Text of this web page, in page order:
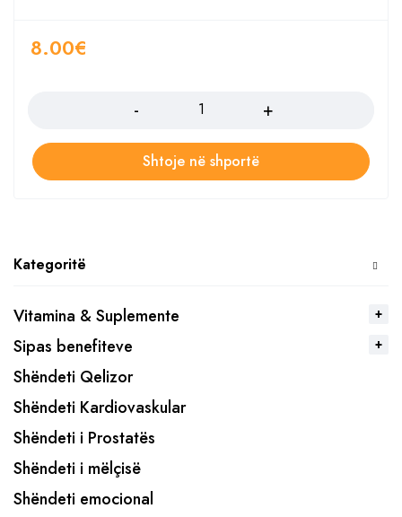
Kategoritë
Vitamina & Suplemente
Sipas benefiteve
Shëndeti Qelizor
Shëndeti Kardiovaskular
Shëndeti i Prostatës
Shëndeti i mëlçisë
Shëndeti emocional
8.00€
Shtoje në shportë